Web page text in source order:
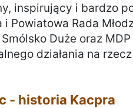
inspirujący i bardzo
Powiatowa Rada
Duże oraz
działania na
- historia Kacpra